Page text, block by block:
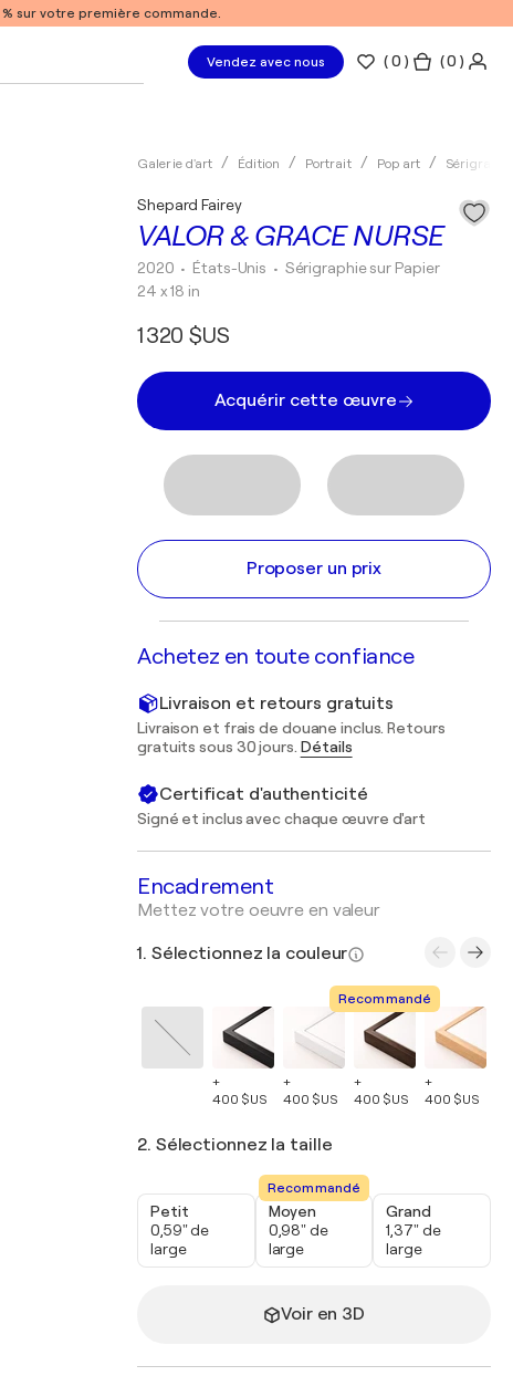
sur votre première commande.
Vendez avec nous (0 ) ( 0 )
Galerie d'art Édition Portrait Pop art
VALOR & GRACE NURSE
Shepard Fairey
2020 • États-Unis • Sérigraphie sur Papier
24 x 18 in
1 320 $US
Acquérir cette œuvre
Proposer un prix
Achetez en toute confiance
Livraison et retours gratuits
Livraison et frais de douane inclus. Retours
gratuits sous 30 jours. Détails
Certificat d'authenticité
Signé et inclus avec chaque œuvre d'art
Encadrement
Mettez votre oeuvre en valeur
1. Sélectionnez la couleur
+
400 $US
+
400 $US
Recommandé
+
400 $US
+
400 $US
2. Sélectionnez la taille
Petit
0,59" de
large
Recommandé
Moyen
0,98" de
large
Grand
1,37" de
large
Voir en 3D